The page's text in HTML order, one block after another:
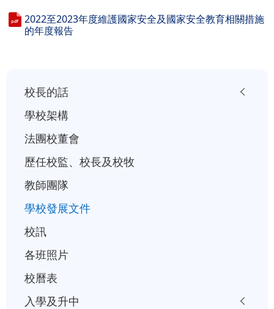
2022至2023年度維護國家安全及國家安全教育相關措施
的年度報告
校長的話
學校架構
法團校董會
歷任校監、校長及校牧
教師團隊
學校發展文件
校訊
各班照片
校曆表
入學及升中